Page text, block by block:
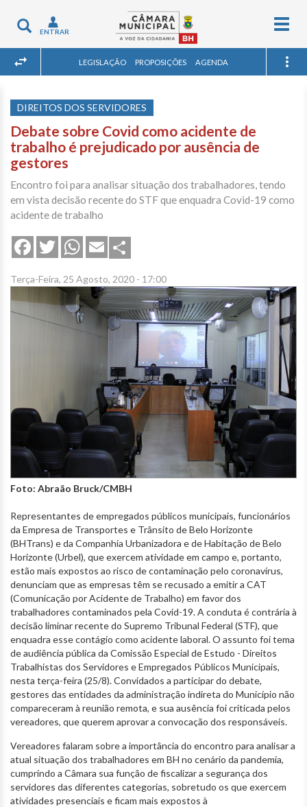
Toggle
navigation
ENTRAR
LEGISLAÇÃO PROPOSIÇÕES AGENDA
DIREITOS DOS SERVIDORES
Debate sobre Covid como acidente de
trabalho é prejudicado por ausência de
gestores
Encontro foi para analisar situação dos trabalhadores, tendo
em vista decisão recente do STF que enquadra Covid-19 como
acidente de trabalho
FacebookTwitterWhatsApp
Email
Terça-Feira, 25 Agosto, 2020 - 17:00
Foto: Abraão Bruck/CMBH
Representantes de empregados públicos municipais, funcionários
da Empresa de Transportes e Trânsito de Belo Horizonte
(BHTrans) e da Companhia Urbanizadora e de Habitação de Belo
Horizonte (Urbel), que exercem atividade em campo e, portanto,
estão mais expostos ao risco de contaminação pelo coronavírus,
denunciam que as empresas têm se recusado a emitir a CAT
(Comunicação por Acidente de Trabalho) em favor dos
trabalhadores contaminados pela Covid-19. A conduta é contrária à
decisão liminar recente do Supremo Tribunal Federal (STF), que
enquadra esse contágio como acidente laboral. O assunto foi tema
de audiência pública da Comissão Especial de Estudo - Direitos
Trabalhistas dos Servidores e Empregados Públicos Municipais,
nesta terça-feira (25/8). Convidados a participar do debate,
gestores das entidades da administração indireta do Município não
compareceram à reunião remota, e sua ausência foi criticada pelos
vereadores, que querem aprovar a convocação dos responsáveis.
Vereadores falaram sobre a importância do encontro para analisar a
atual situação dos trabalhadores em BH no cenário da pandemia,
cumprindo a Câmara sua função de fiscalizar a segurança dos
servidores das diferentes categorias, sobretudo os que exercem
atividades presenciais e ficam mais expostos à